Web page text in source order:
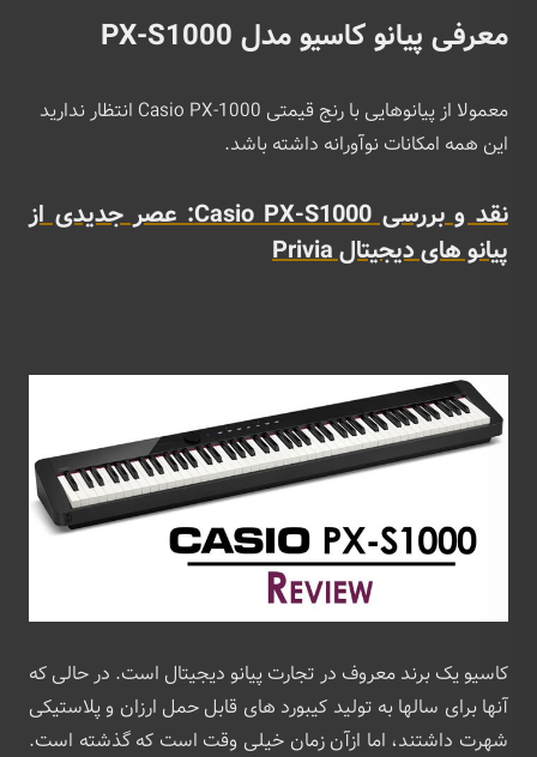
معرفی پیانو کاسیو مدل PX-S1000
معمولا از پیانوهایی با رنج قیمتی Casio PX-1000 انتظار ندارید
این همه امکانات نوآورانه داشته باشد.
نقد و بررسی Casio PX-S1000: عصر جدیدی از
پیانو های دیجیتال Privia
کاسیو یک برند معروف در تجارت پیانو دیجیتال است. در حالی که
آنها برای سالها به تولید کیبورد های قابل حمل ارزان و پلاستیکی
شهرت داشتند، اما ازآن زمان خیلی وقت است که گذشته است.